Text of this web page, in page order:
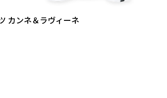
カンネ＆ラヴィーネ